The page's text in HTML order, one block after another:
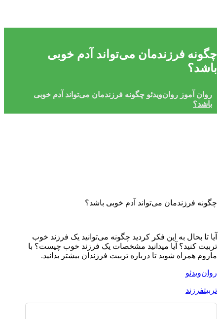
چگونه فرزندمان می‌تواند آدم خوبی
باشد؟
روان ‌آموز روان‌ویدئو چگونه فرزندمان می‌تواند آدم خوبی
باشد؟
چگونه فرزندمان می‌تواند آدم خوبی باشد؟
آیا تا بحال به این فکر کردید چگونه می‌توانید یک فرزند خوب
تربیت کنید؟ آیا میدانید مشخصات یک فرزند خوب چیست؟ با
ماروم همراه شوید تا درباره تربیت فرزندان بیشتر بدانید.
روان‌ویدئو
تربیتفرزند